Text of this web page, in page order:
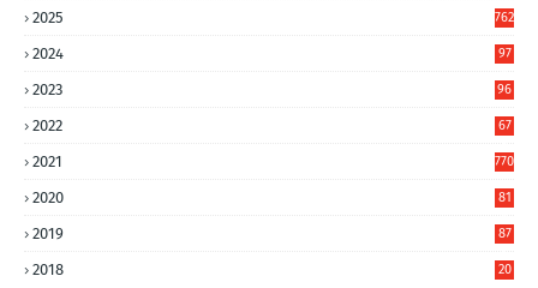
2025 762
2024
97
2023
96
2022
67
2021 770
2020
81
2019
87
2018
20